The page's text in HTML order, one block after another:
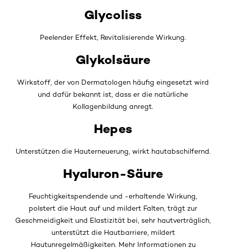
Glycoliss
Peelender Effekt, Revitalisierende Wirkung.
Glykolsäure
Wirkstoff, der von Dermatologen häufig eingesetzt wird
und dafür bekannt ist, dass er die natürliche
Kollagenbildung anregt.
Hepes
Unterstützen die Hauterneuerung, wirkt hautabschilfernd.
Hyaluron-Säure
Feuchtigkeitspendende und -erhaltende Wirkung,
polstert die Haut auf und mildert Falten, trägt zur
Geschmeidigkeit und Elastizität bei, sehr hautverträglich,
unterstützt die Hautbarriere, mildert
Hautunregelmäßigkeiten. Mehr Informationen zu